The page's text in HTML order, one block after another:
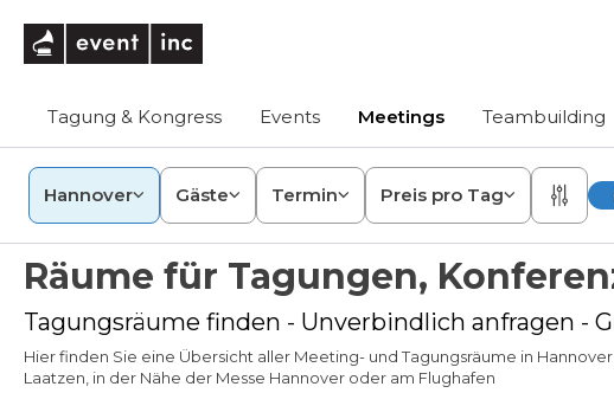
Tagung & Kongress Events Meetings Teambuilding
Hannover Gäste Termin Preis pro Tag
Räume für Tagungen,
Tagungsräume finden - Unverbindlich anfragen -
Hier finden Sie eine Übersicht aller Meeting- und Tagungsräume in
Laatzen, in der Nähe der Messe Hannover oder am Flughafen